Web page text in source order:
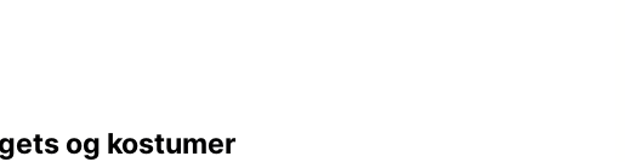
og kostumer